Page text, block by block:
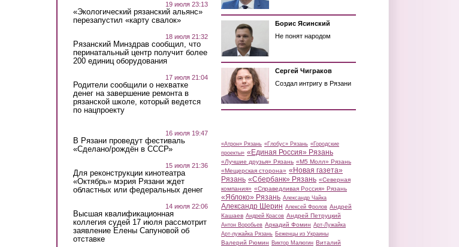
19 июля 23:13
«Экологический рязанский альянс»
перезапустил «карту свалок»
18 июля 21:32
Рязанский Минздрав сообщил, что
перинатальный центр получит более
200 единиц оборудования
17 июля 21:04
Родители сообщили о нехватке
денег на завершение ремонта в
рязанской школе, который ведется
по нацпроекту
16 июля 19:47
В Рязани проведут фестиваль
«Сделано/рождён в СССР»
15 июля 21:36
Для реконструкции кинотеатра
«Октябрь» мэрия Рязани ждет
областных или федеральных денег
14 июля 22:06
Высшая квалификационная
коллегия судей 17 июля рассмотрит
заявление Елены Сапуновой об
отставке
Борис Ясинский
Не понят народом
Сергей Чиграков
Создал интригу в Рязани
«Атрон» Рязань «Глобус» Рязань «Городские
проекты» «Единая Россия» Рязань
«Лучшие друзья» Рязань «М5 Молл» Рязань
«Мещерская сторона» «Новая газета»
Рязань «Сбербанк» Рязань «Северная
компания» «Справедливая Россия» Рязань
«Яблоко» Рязань Александр Чайка
Александр Шерин Алексей Фролов Андрей
Кашаев Андрей Красов Андрей Петруцкий
Антон Воробьев Аркадий Фомин Арт-Лужайка
Арт-лужайка Рязань Беженцы из Украины
Валерий Рюмин Виктор Малюгин Виталий